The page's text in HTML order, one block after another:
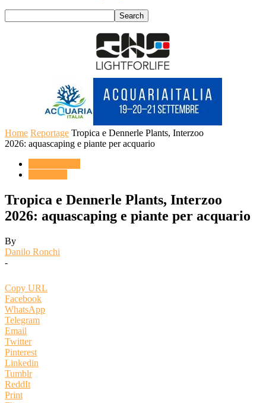
Home Reportage Tropica e Dennerle Plants, Interzoo
2026: aquascaping e piante per acquario
Tropica e Dennerle Plants, Interzoo
2026: aquascaping e piante per acquario
By
Danilo Ronchi
-
Copy URL
Facebook
WhatsApp
Telegram
Email
Twitter
Pinterest
Linkedin
Tumblr
ReddIt
Print